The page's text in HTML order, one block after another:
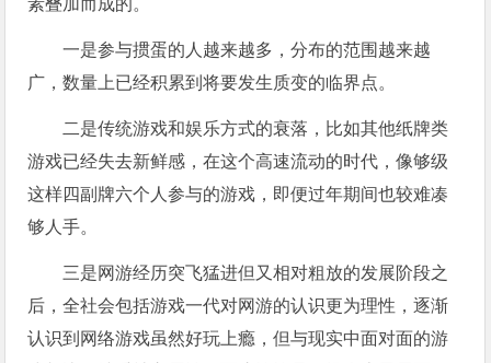
一是参与掼蛋的人越来越多，分布的范围越来越
广，数量上已经积累到将要发生质变的临界点。
二是传统游戏和娱乐方式的衰落，比如其他纸牌类
游戏已经失去新鲜感，在这个高速流动的时代，像够级
这样四副牌六个人参与的游戏，即便过年期间也较难凑
够人手。
三是网游经历突飞猛进但又相对粗放的发展阶段之
后，全社会包括游戏一代对网游的认识更为理性，逐渐
认识到网络游戏虽然好玩上瘾，但与现实中面对面的游